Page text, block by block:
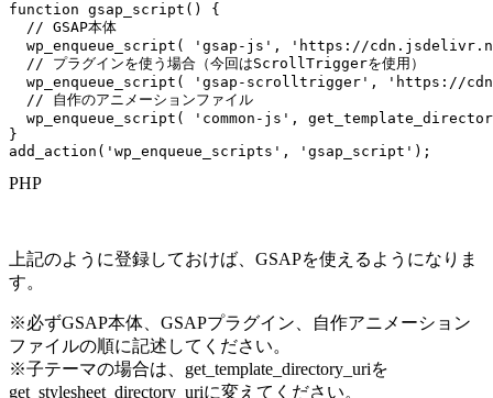
function gsap_script ( )
{
// GSAP本体
wp_enqueue_script ( 'gsap-js' ,
'https://
// プラグインを使う場合（今回はScrollTriggerを使用）
wp_enqueue_script ( 'gsap-scrolltrigger' ,
'https://
// 自作のアニメーションファイル
wp_enqueue_script ( 'common-js' ,
}
add_action ( 'wp_enqueue_scripts' , 'gsap_script' ) ;
PHP
上記のように登録しておけば、GSAPを使えるようになりま
す。
※必ずGSAP本体、GSAPプラグイン、自作アニメーション
ファイルの順に記述してください。
※子テーマの場合は、get_template_directory_uriを
get_stylesheet_directory_uriに変えてください。